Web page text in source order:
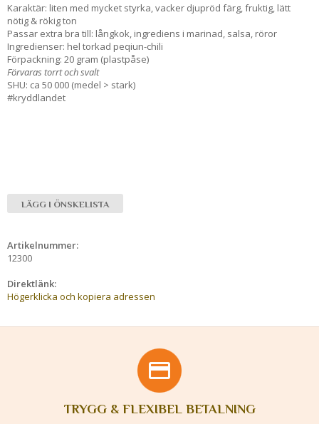
Karaktär: liten med mycket styrka, vacker djupröd färg, fruktig, lätt
nötig & rökig ton
Passar extra bra till: långkok, ingrediens i marinad, salsa, röror
Ingredienser: hel torkad peqiun-chili
Förpackning: 20 gram (plastpåse)
Förvaras torrt och svalt
SHU: ca 50 000 (medel > stark)
#kryddlandet
LÄGG I ÖNSKELISTA
Artikelnummer:
12300
Direktlänk:
Högerklicka och kopiera adressen
TRYGG & FLEXIBEL BETALNING